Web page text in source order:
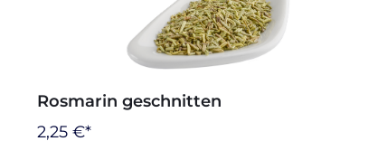
Rosmarin geschnitten
2,25 €*